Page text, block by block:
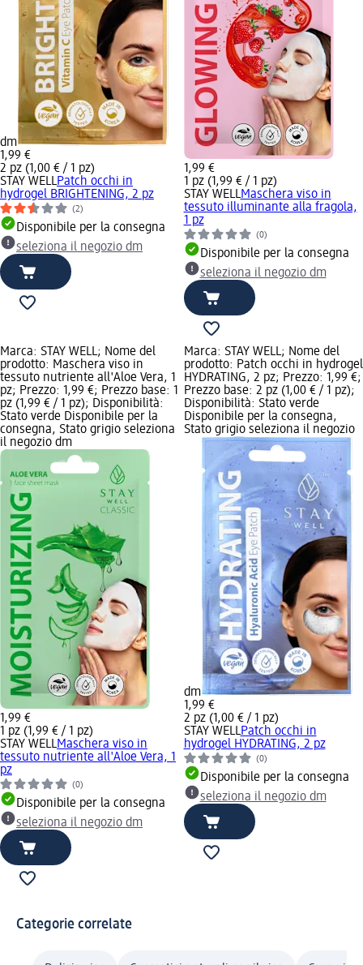
dm
1,99 €
2 pz (1,00 € / 1 pz)
STAY WELLPatch occhi in
hydrogel BRIGHTENING, 2 pz
(2)
Disponibile per la consegna
seleziona il negozio dm
1,99 €
1 pz (1,99 € / 1 pz)
STAY WELLMaschera viso in
tessuto illuminante alla fragola,
1 pz
(0)
Disponibile per la consegna
seleziona il negozio dm
Marca: STAY WELL; Nome del
prodotto: Maschera viso in
tessuto nutriente all'Aloe Vera, 1
pz; Prezzo: 1,99 €; Prezzo base: 1
pz (1,99 € / 1 pz); Disponibilità:
Stato verde Disponibile per la
consegna, Stato grigio seleziona
il negozio dm
1,99 €
1 pz (1,99 € / 1 pz)
STAY WELLMaschera viso in
tessuto nutriente all'Aloe Vera, 1
pz
(0)
Disponibile per la consegna
seleziona il negozio dm
Marca: STAY WELL; Nome del
prodotto: Patch occhi in hydrogel
HYDRATING, 2 pz; Prezzo: 1,99 €;
Prezzo base: 2 pz (1,00 € / 1 pz);
Disponibilità: Stato verde
Disponibile per la consegna,
Stato grigio seleziona il negozio
dm
1,99 €
2 pz (1,00 € / 1 pz)
STAY WELLPatch occhi in
hydrogel HYDRATING, 2 pz
(0)
Disponibile per la consegna
seleziona il negozio dm
Categorie correlate